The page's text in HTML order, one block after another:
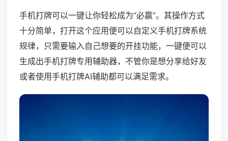
手机打牌可以一键让你轻松成为“必赢”。其操作方式
十分简单，打开这个应用便可以自定义手机打牌系统
规律，只需要输入自己想要的开挂功能，一键便可以
生成出手机打牌专用辅助器，不管你是想分享给好友
或者使用手机打牌AI辅助都可以满足需求。